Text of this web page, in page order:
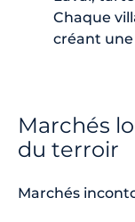
Chaque
créant
Marchés
du terroir
Marchés